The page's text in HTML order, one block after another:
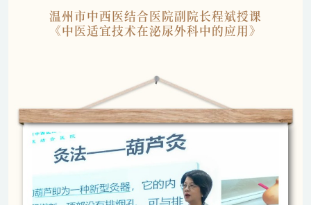
温州市中西医结合医院副院长程斌授课
《中医适宜技术在泌尿外科中的应用》